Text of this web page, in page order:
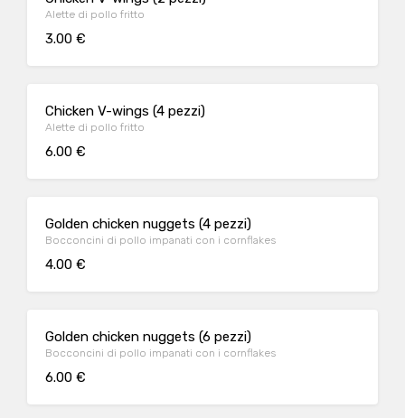
Alette di pollo fritto
3.00 €
Chicken V-wings (4 pezzi)
Alette di pollo fritto
6.00 €
Golden chicken nuggets (4 pezzi)
Bocconcini di pollo impanati con i cornflakes
4.00 €
Golden chicken nuggets (6 pezzi)
Bocconcini di pollo impanati con i cornflakes
6.00 €